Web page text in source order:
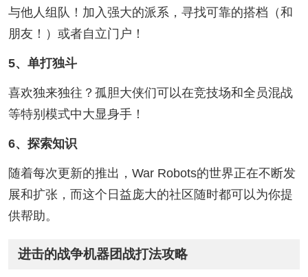
与他人组队！加入强大的派系，寻找可靠的搭档（和
朋友！）或者自立门户！
5、单打独斗
喜欢独来独往？孤胆大侠们可以在竞技场和全员混战
等特别模式中大显身手！
6、探索知识
随着每次更新的推出，War Robots的世界正在不断发
展和扩张，而这个日益庞大的社区随时都可以为你提
供帮助。
进击的战争机器团战打法攻略